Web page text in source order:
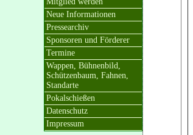
Neue Informationen
Pressearchiv
Sponsoren und Förderer
Termine
Wappen, Bühnenbild,
Schützenbaum, Fahnen,
Standarte
Pokalschießen
Datenschutz
Impressum